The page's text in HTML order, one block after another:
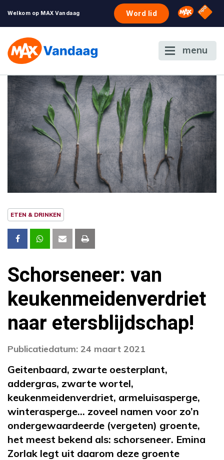
Welkom op MAX Vandaag Word lid Omroep
NPO
menu
ETEN & DRINKEN
Schorseneer: van
keukenmeidenverdriet
naar etersblijdschap!
Publicatiedatum: 24 maart 2021
Geitenbaard, zwarte oesterplant,
addergras, zwarte wortel,
keukenmeidenverdriet, armeluisasperge,
winterasperge… zoveel namen voor zo’n
ondergewaardeerde (vergeten) groente,
het meest bekend als: schorseneer. Emina
Zorlak legt uit daarom deze groente